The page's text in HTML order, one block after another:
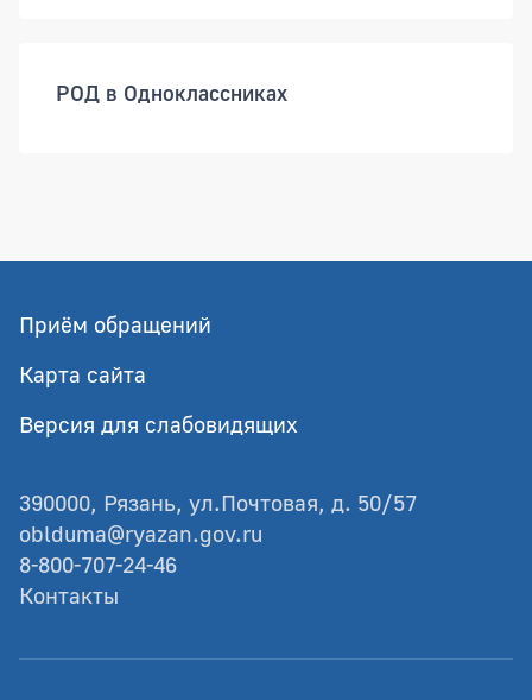
РОД в Одноклассниках
Приём обращений
Карта сайта
Версия для слабовидящих
390000, Рязань, ул.Почтовая, д. 50/57
oblduma@ryazan.gov.ru
8-800-707-24-46
Контакты